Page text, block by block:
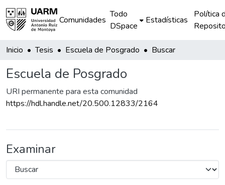
Comunidades
Todo
DSpace
Estadísticas
Política
Inicio Tesis Escuela de Posgrado Buscar
Escuela de Posgrado
URI permanente para esta comunidad
https://hdl.handle.net/20.500.12833/2164
Examinar